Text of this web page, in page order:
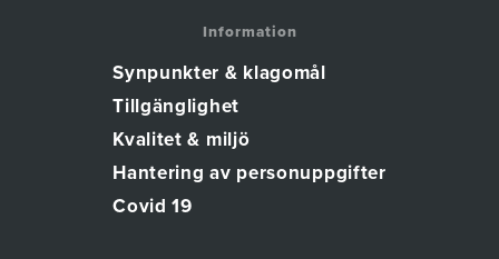
Information
Synpunkter & klagomål
Tillgänglighet
Kvalitet & miljö
Hantering av personuppgifter
Covid 19